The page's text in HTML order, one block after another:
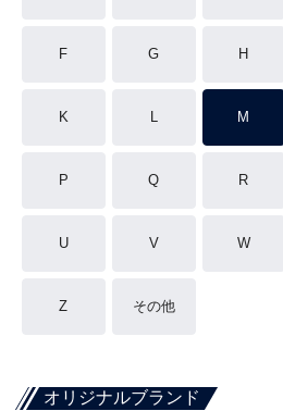
F G H
K L M
P Q R
U V W
Z その他
オリジナルブランド